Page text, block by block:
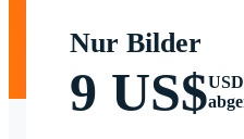
Nur Bilder
9 US$